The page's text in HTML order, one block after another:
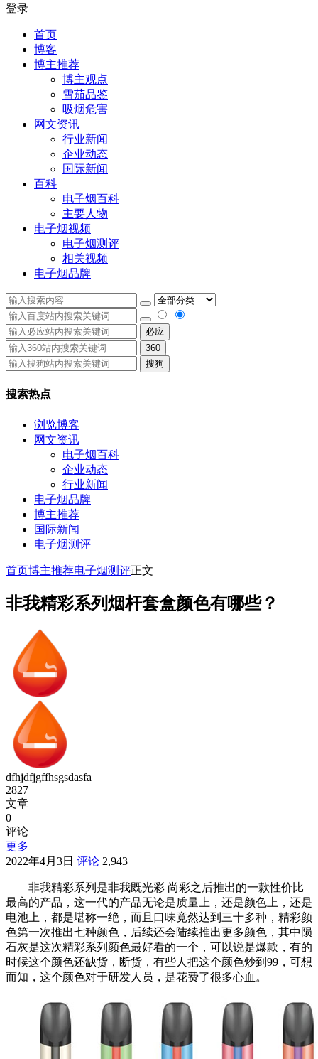
登录
首页
博客
博主推荐
博主观点
雪茄品鉴
吸烟危害
网文资讯
行业新闻
企业动态
国际新闻
百科
电子烟百科
主要人物
电子烟视频
电子烟测评
相关视频
电子烟品牌
必应
360
搜狗
搜索热点
浏览博客
网文资讯
电子烟百科
企业动态
行业新闻
电子烟品牌
博主推荐
国际新闻
电子烟测评
首页博主推荐电子烟测评正文
非我精彩系列烟杆套盒颜色有哪些？
dfhjdfjgffhsgsdasfa
2827
文章
0
评论
更多
2022年4月3日 评论 2,943
非我精彩系列是非我既光彩 尚彩之后推出的一款性价比
最高的产品，这一代的产品无论是质量上，还是颜色上，还是
电池上，都是堪称一绝，而且口味竟然达到三十多种，精彩颜
色第一次推出七种颜色，后续还会陆续推出更多颜色，其中陨
石灰是这次精彩系列颜色最好看的一个，可以说是爆款，有的
时候这个颜色还缺货，断货，有些人把这个颜色炒到99，可想
而知，这个颜色对于研发人员，是花费了很多心血。